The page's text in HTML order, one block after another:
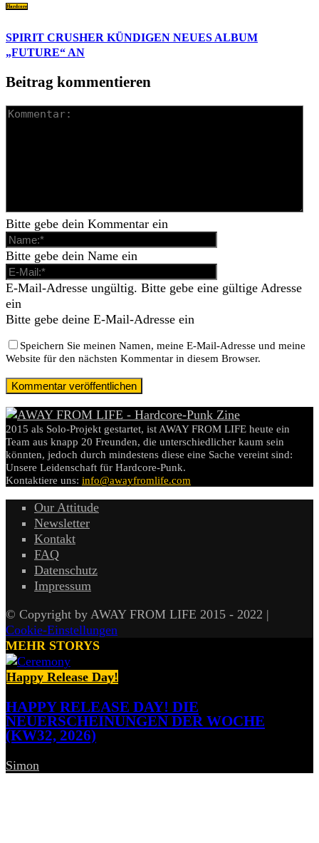
Hardcore
SPIRIT CRUSHER KÜNDIGEN NEUES ALBUM
„FUTURE“ AN
Beitrag kommentieren
Bitte gebe dein Kommentar ein
Bitte gebe dein Name ein
E-Mail-Adresse ungültig. Bitte gebe eine gültige Adresse
ein
Bitte gebe deine E-Mail-Adresse ein
Speichern Sie meinen Namen, meine E-Mail-Adresse und meine
Website für den nächsten Kommentar in diesem Browser.
2015 als Solo-Projekt gestartet, ist AWAY FROM LIFE heute ein
Team aus knapp 20 Freunden, die unterschiedlicher kaum sein
könnten, jedoch durch mindestens diese eine Sache vereint sind:
Unsere Leidenschaft für Hardcore-Punk.
Kontaktiere uns: info@awayfromlife.com
Our Attitude
Newsletter
Kontakt
FAQ
Datenschutz
Impressum
© Copyright by AWAY FROM LIFE 2015 - 2022 |
Cookie-Einstellungen
MEHR STORYS
Happy Release Day!
HAPPY RELEASE DAY! DIE
NEUERSCHEINUNGEN DER WOCHE
(KW32, 2026)
Simon